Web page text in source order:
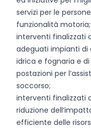
servizi per le
funzionalità motoria;
interventi finalizzati
adeguati impianti
idrica e fognaria e di
postazioni per
soccorso;
interventi finalizzati
riduzione
efficiente delle